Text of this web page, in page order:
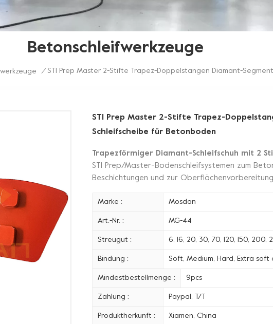
Betonschleifwerkzeuge
/ STI Prep Master 2-Stifte Trapez-Doppelstangen Diamant-
STI Prep Master 2-Stifte Trapez-
Schleifscheibe für Betonboden
Trapezförmiger Diamant-Schleifschuh mit 2
STI Prep/Master-Bodenschleifsystemen zum
Beschichtungen und zur
Marke : Mosdan
Art.-Nr. : MG-44
Streugut : 6, 16, 20, 30, 70, 120, 150,
Bindung : Soft, Medium, Hard, Extra
Mindestbestellmenge : 9pcs
Zahlung : Paypal, T/T
Produktherkunft : Xiamen, China